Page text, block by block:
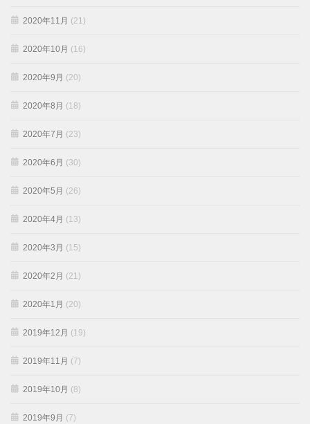
2020年11月 (21)
2020年10月 (16)
2020年9月 (20)
2020年8月 (18)
2020年7月 (23)
2020年6月 (30)
2020年5月 (26)
2020年4月 (13)
2020年3月 (15)
2020年2月 (21)
2020年1月 (20)
2019年12月 (19)
2019年11月 (7)
2019年10月 (8)
2019年9月 (7)